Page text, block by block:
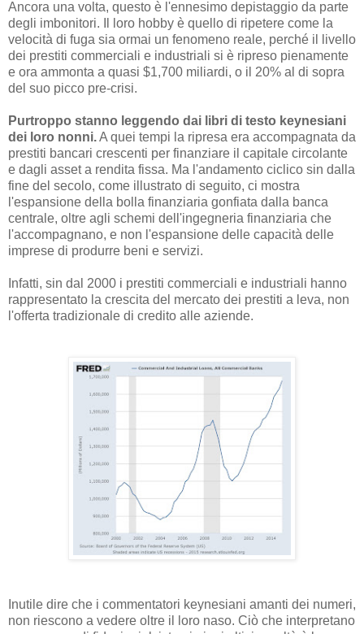
Ancora una volta, questo è l'ennesimo depistaggio da parte
degli imbonitori. Il loro hobby è quello di ripetere come la
velocità di fuga sia ormai un fenomeno reale, perché il livello
dei prestiti commerciali e industriali si è ripreso pienamente
e ora ammonta a quasi $1,700 miliardi, o il 20% al di sopra
del suo picco pre-crisi.
Purtroppo stanno leggendo dai libri di testo keynesiani
dei loro nonni.A quei tempi la ripresa era accompagnata da
prestiti bancari crescenti per finanziare il capitale circolante
e dagli asset a rendita fissa. Ma l'andamento ciclico sin dalla
fine del secolo, come illustrato di seguito, ci mostra
l'espansione della bolla finanziaria gonfiata dalla banca
centrale, oltre agli schemi dell'ingegneria finanziaria che
l'accompagnano, e non l'espansione delle capacità delle
imprese di produrre beni e servizi.
Infatti, sin dal 2000 i prestiti commerciali e industriali hanno
rappresentato la crescita del mercato dei prestiti a leva, non
l'offerta tradizionale di credito alle aziende.
Inutile dire che i commentatori keynesiani amanti dei numeri,
non riescono a vedere oltre il loro naso. Ciò che interpretano